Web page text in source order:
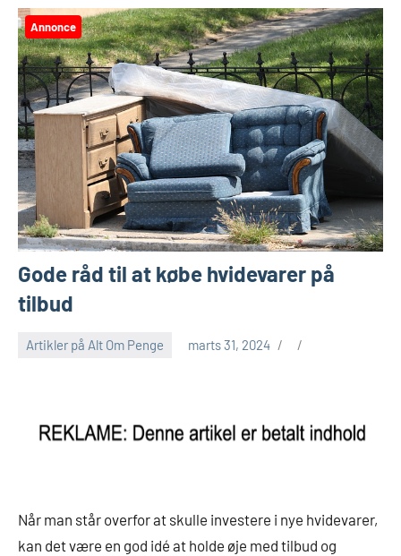
Annonce
Gode råd til at købe hvidevarer på
tilbud
Artikler på Alt Om Penge marts 31, 2024
Når man står overfor at skulle investere i nye hvidevarer,
kan det være en god idé at holde øje med tilbud og